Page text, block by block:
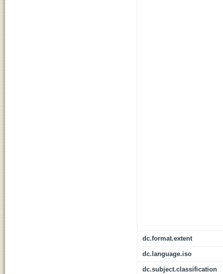
dc.format.extent
dc.language.iso
dc.subject.classification